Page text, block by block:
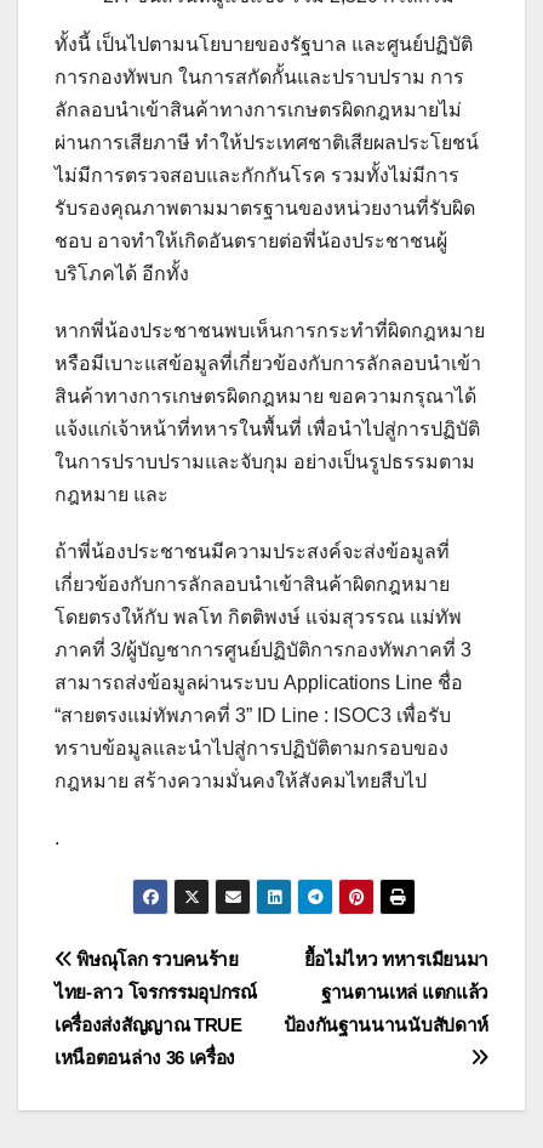
ทั้งนี้ เป็นไปตามนโยบายของรัฐบาล และศูนย์ปฏิบัติ
การกองทัพบก ในการสกัดกั้นและปราบปราม การ
ลักลอบนำเข้าสินค้าทางการเกษตรผิดกฎหมายไม่
ผ่านการเสียภาษี ทำให้ประเทศชาติเสียผลประโยชน์
ไม่มีการตรวจสอบและกักกันโรค รวมทั้งไม่มีการ
รับรองคุณภาพตามมาตรฐานของหน่วยงานที่รับผิด
ชอบ อาจทำให้เกิดอันตรายต่อพี่น้องประชาชนผู้
บริโภคได้ อีกทั้ง
หากพี่น้องประชาชนพบเห็นการกระทำที่ผิดกฎหมาย
หรือมีเบาะแสข้อมูลที่เกี่ยวข้องกับการลักลอบนำเข้า
สินค้าทางการเกษตรผิดกฎหมาย ขอความกรุณาได้
แจ้งแก่เจ้าหน้าที่ทหารในพื้นที่ เพื่อนำไปสู่การปฏิบัติ
ในการปราบปรามและจับกุม อย่างเป็นรูปธรรมตาม
กฎหมาย และ
ถ้าพี่น้องประชาชนมีความประสงค์จะส่งข้อมูลที่
เกี่ยวข้องกับการลักลอบนำเข้าสินค้าผิดกฎหมาย
โดยตรงให้กับ พลโท กิตติพงษ์ แจ่มสุวรรณ แม่ทัพ
ภาคที่ 3/ผู้บัญชาการศูนย์ปฏิบัติการกองทัพภาคที่ 3
สามารถส่งข้อมูลผ่านระบบ Applications Line ชื่อ
“สายตรงแม่ทัพภาคที่ 3” ID Line : ISOC3 เพื่อรับ
ทราบข้อมูลและนำไปสู่การปฏิบัติตามกรอบของ
กฎหมาย สร้างความมั่นคงให้สังคมไทยสืบไป
.
แนะแนว
เรื่อง
ยื้อไม่ไหว ทหารเมียนมา
ฐานตานเหล่ แตกแล้ว
ป้องกันฐานนานนับสัปดาห์
พิษณุโลก รวบคนร้าย
ไทย-ลาว โจรกรรมอุปกรณ์
เครื่องส่งสัญญาณ TRUE
เหนือตอนล่าง 36 เครื่อง